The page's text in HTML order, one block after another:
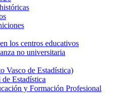
los centros educativos
no universitaria
Vasco de Estadística)
Estadística
y Formación Profesional